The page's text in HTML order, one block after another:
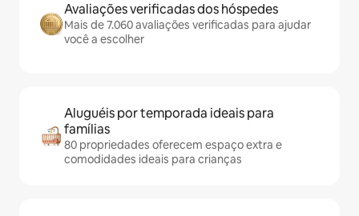
Avaliações verificadas dos hóspedes
Mais de 7.060 avaliações verificadas para ajudar
você a escolher
Aluguéis por temporada ideais para
famílias
80 propriedades oferecem espaço extra e
comodidades ideais para crianças